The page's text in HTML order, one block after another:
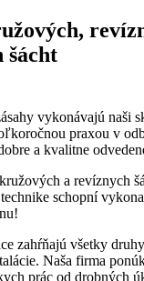
šácht
vykonávajú naši
praxou v
a kvalitne
a revíznych
schopní
zahŕňajú všetky
Naša firma
prác od drobných